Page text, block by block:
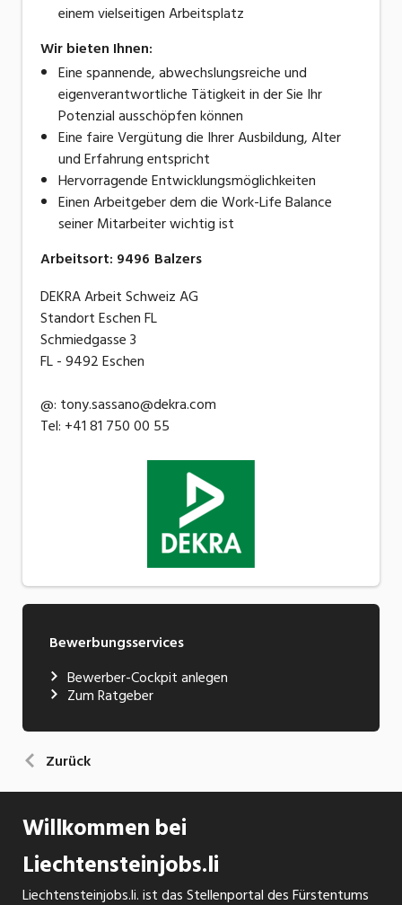
einem vielseitigen Arbeitsplatz
Wir bieten Ihnen:
Eine spannende, abwechslungsreiche und
eigenverantwortliche Tätigkeit in der Sie Ihr
Potenzial ausschöpfen können
Eine faire Vergütung die Ihrer Ausbildung, Alter
und Erfahrung entspricht
Hervorragende Entwicklungsmöglichkeiten
Einen Arbeitgeber dem die Work-Life Balance
seiner Mitarbeiter wichtig ist
Arbeitsort: 9496 Balzers
DEKRA Arbeit Schweiz AG
Standort Eschen FL
Schmiedgasse 3
FL - 9492 Eschen
@: tony.sassano@dekra.com
Tel: +41 81 750 00 55
Bewerbungsservices
Bewerber-Cockpit anlegen
Zum Ratgeber
Zurück
Willkommen bei
Liechtensteinjobs.li
Liechtensteinjobs.li. ist das Stellenportal des Fürstentums